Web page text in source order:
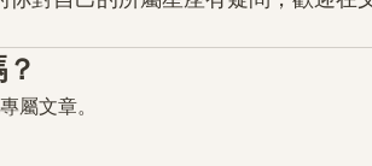
屬文章。